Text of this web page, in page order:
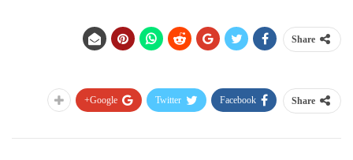
Share
Share
Facebook
Twitter
Google+